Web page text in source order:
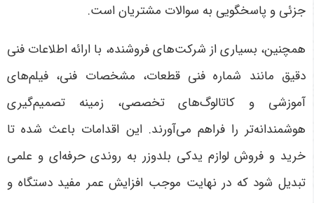
جزئی و پاسخگویی به سوالات مشتریان است.
همچنین، بسیاری از شرکت‌های فروشنده، با ارائه اطلاعات فنی
دقیق مانند شماره فنی قطعات، مشخصات فنی، فیلم‌های
آموزشی و کاتالوگ‌های تخصصی، زمینه تصمیم‌گیری
هوشمندانه‌تر را فراهم می‌آورند. این اقدامات باعث شده تا
خرید و فروش لوازم یدکی بلدوزر به روندی حرفه‌ای و علمی
تبدیل شود که در نهایت موجب افزایش عمر مفید دستگاه و